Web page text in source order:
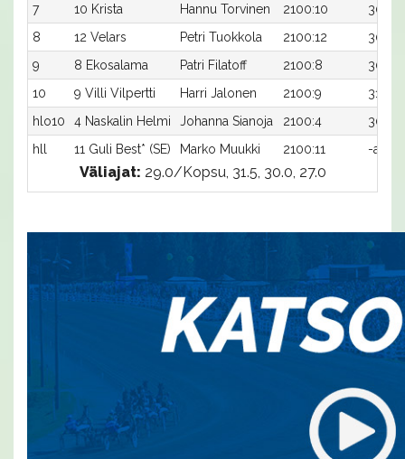
7
10 Krista Hannu Torvinen 2100:10
30,3a
8
12 Velars Petri Tuokkola 2100:12
30,6a
9
8 Ekosalama Patri Filatoff 2100:8
30,7a
10
9 Villi Vilpertti Harri Jalonen 2100:9
31,3a
hlo10
4 Naskalin Helmi Johanna Sianoja 2100:4
30,7a
hll
11 Guli Best* (SE) Marko Muukki 2100:11 -a
Väliajat: 29.0/Kopsu, 31.5, 30.0, 27.0